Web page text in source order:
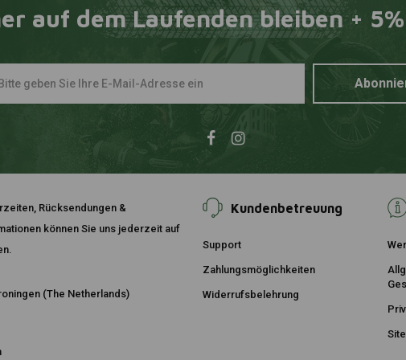
Eine Farbe)
€44,95
auf dem Laufenden bleiben +
Rücksendungen &
können Sie uns jederzeit auf
(The Netherlands)
Kundenbetreuung
Support
Zahlungsmöglichkeiten
Widerrufsbelehrung